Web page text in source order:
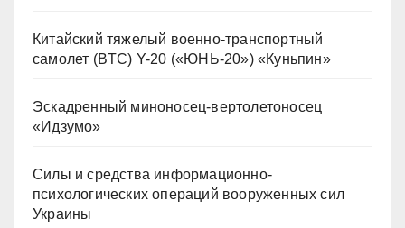
Китайский тяжелый военно-транспортный
самолет (BTC) Y-20 («ЮНЬ-20») «Куньпин»
Эскадренный миноносец-вертолетоносец
«Идзумо»
Силы и средства информационно-
психологических операций вооруженных сил
Украины